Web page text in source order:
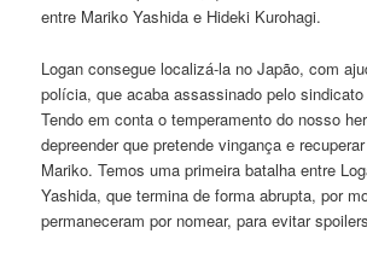
entre Mariko Yashida e Hideki Kurohagi.
Logan consegue localizá-la no Japão, com
polícia, que acaba assassinado pelo
Tendo em conta o temperamento do nosso
depreender que pretende vingança e
Mariko. Temos uma primeira batalha entre
Yashida, que termina de forma abrupta, por
permaneceram por nomear, para evitar